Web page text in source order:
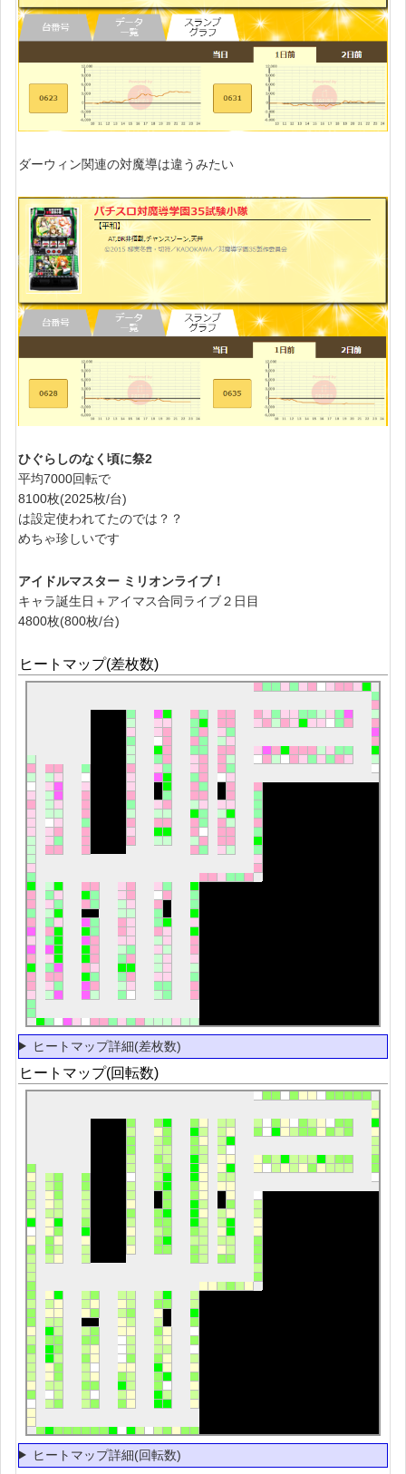
ダーウィン関連の対魔導は違うみたい
ひぐらしのなく頃に祭2
平均7000回転で
8100枚(2025枚/台)
は設定使われてたのでは？？
めちゃ珍しいです
アイドルマスター ミリオンライブ！
キャラ誕生日＋アイマス合同ライブ２日目
4800枚(800枚/台)
ヒートマップ(差枚数)
ヒートマップ詳細(差枚数)
ヒートマップ(回転数)
ヒートマップ詳細(回転数)